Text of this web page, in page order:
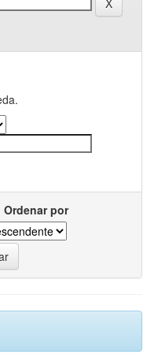
Ordenar por